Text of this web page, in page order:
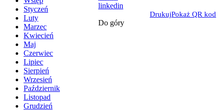
Styczeń
Luty
Marzec
Kwiecień
Maj
Czerwiec
Lipiec
Sierpień
Wrzesień
Październik
Listopad
Grudzień
linkedin
DrukujPokaż QR kod
Do góry